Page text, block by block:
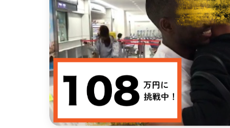
九州・沖縄